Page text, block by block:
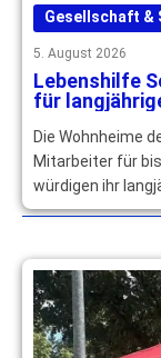
Gesellschaft &
5. August 2026
Lebenshilfe
für
Die Wohnheime
Mitarbeiter für
würdigen ihr